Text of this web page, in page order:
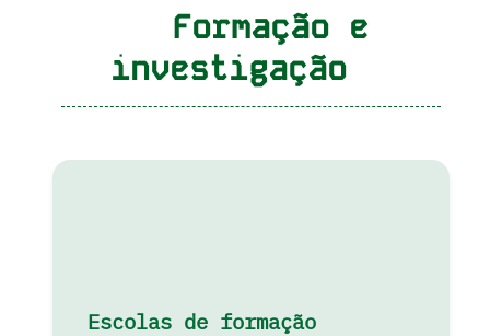
Formação e
investigação
Escolas de formação